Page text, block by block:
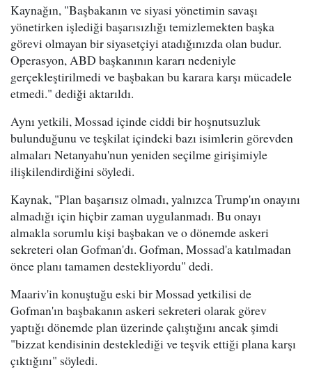
Kaynağın, "Başbakanın ve siyasi yönetimin savaşı
yönetirken işlediği başarısızlığı temizlemekten başka
görevi olmayan bir siyasetçiyi atadığınızda olan budur.
Operasyon, ABD başkanının kararı nedeniyle
gerçekleştirilmedi ve başbakan bu karara karşı mücadele
etmedi." dediği aktarıldı.
Aynı yetkili, Mossad içinde ciddi bir hoşnutsuzluk
bulunduğunu ve teşkilat içindeki bazı isimlerin görevden
almaları Netanyahu'nun yeniden seçilme girişimiyle
ilişkilendirdiğini söyledi.
Kaynak, "Plan başarısız olmadı, yalnızca Trump'ın onayını
almadığı için hiçbir zaman uygulanmadı. Bu onayı
almakla sorumlu kişi başbakan ve o dönemde askeri
sekreteri olan Gofman'dı. Gofman, Mossad'a katılmadan
önce planı tamamen destekliyordu" dedi.
Maariv'in konuştuğu eski bir Mossad yetkilisi de
Gofman'ın başbakanın askeri sekreteri olarak görev
yaptığı dönemde plan üzerinde çalıştığını ancak şimdi
"bizzat kendisinin desteklediği ve teşvik ettiği plana karşı
çıktığını" söyledi.